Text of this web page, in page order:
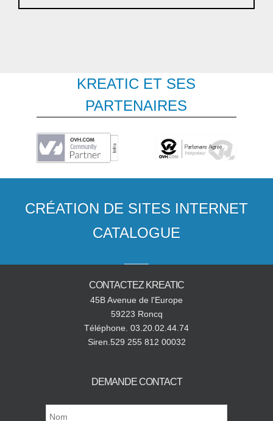
KREATIC ET SES
PARTENAIRES
CRÉATION DE SITES INTERNET
CATALOGUE
CONTACTEZ KREATIC
45B Avenue de l'Europe
59223 Roncq
Téléphone. 03.20.02.44.74
Siren.529 255 812 00032
DEMANDE CONTACT